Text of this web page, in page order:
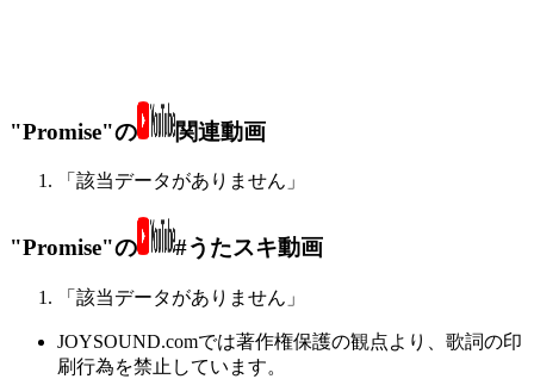
"Promise"の 関連動画
「該当データがありません」
"Promise"の #うたスキ動画
「該当データがありません」
JOYSOUND.comでは著作権保護の観点より、歌詞の印
刷行為を禁止しています。